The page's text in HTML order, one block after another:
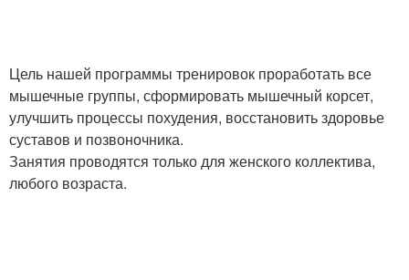
Цель нашей программы тренировок проработать все
мышечные группы, сформировать мышечный корсет,
улучшить процессы похудения, восстановить здоровье
суставов и позвоночника.
Занятия проводятся только для женского коллектива,
любого возраста.